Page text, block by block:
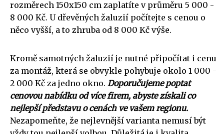
rozměrech 150x150 cm zaplatíte v průměru 5 000 -
8 000 Kč. U dřevěných žaluzií počítejte s cenou o
něco vyšší, a to zhruba od 8 000 Kč výše.
Kromě samotných žaluzií je nutné připočítat i cenu
za montáž, která se obvykle pohybuje okolo 1 000 -
2 000 Kč za jedno okno. Doporučujeme poptat
cenovou nabídku od více firem, abyste získali co
nejlepší představu o cenách ve vašem regionu.
Nezapomeňte, že nejlevnější varianta nemusí být